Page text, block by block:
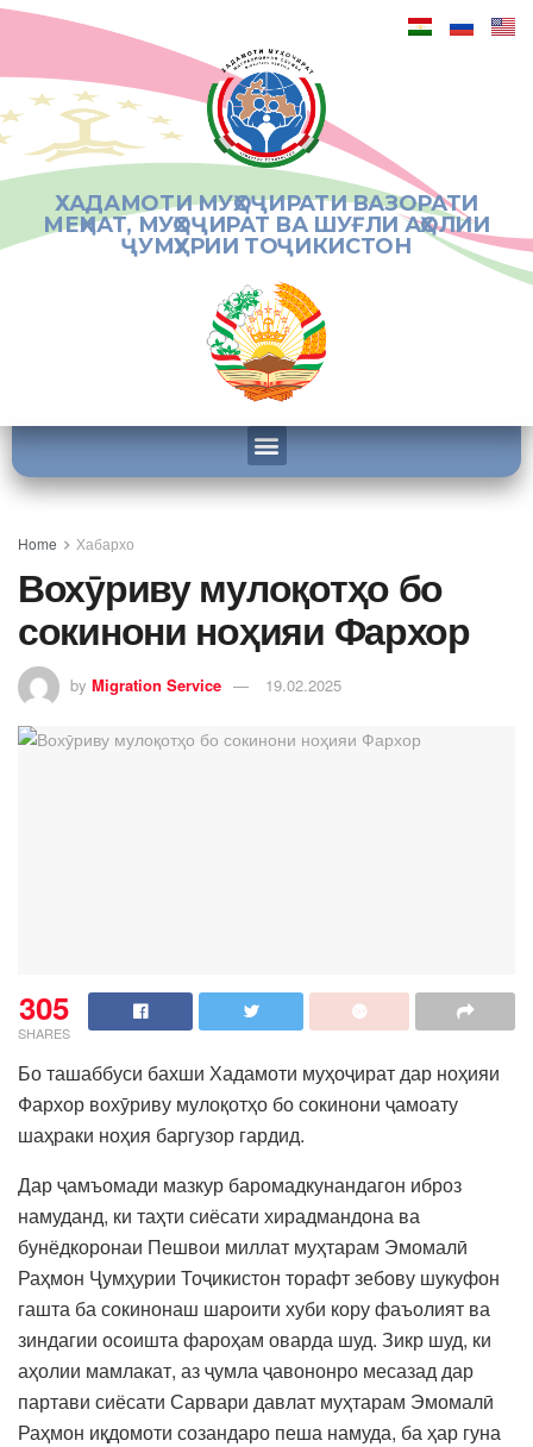
ХАДАМОТИ МУҲОҶИРАТИ ВАЗОРАТИ
МЕҲНАТ, МУҲОҶИРАТ ВА ШУҒЛИ АҲОЛИИ
ҶУМҲУРИИ ТОҶИКИСТОН
Home Хабархо
Вохӯриву мулоқотҳо бо
сокинони ноҳияи Фархор
by Migration Service 19.02.2025
305
SHARES
Бо ташаббуси бахши Хадамоти муҳоҷират дар ноҳияи
Фархор вохӯриву мулоқотҳо бо сокинони ҷамоату
шаҳраки ноҳия баргузор гардид.
Дар ҷамъомади мазкур баромадкунандагон иброз
намуданд, ки таҳти сиёсати хирадмандона ва
бунёдкоронаи Пешвои миллат муҳтарам Эмомалӣ
Раҳмон Ҷумҳурии Тоҷикистон торафт зебову шукуфон
гашта ба сокинонаш шароити хуби кору фаъолият ва
зиндагии осоишта фароҳам оварда шуд. Зикр шуд, ки
аҳолии мамлакат, аз ҷумла ҷавононро месазад дар
партави сиёсати Сарвари давлат муҳтарам Эмомалӣ
Раҳмон иқдомоти созандаро пеша намуда, ба ҳар гуна